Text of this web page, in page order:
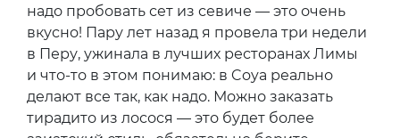
надо пробовать сет из севиче — это очень
вкусно! Пару лет назад я провела три недели
в Перу, ужинала в лучших ресторанах Лимы
и что-то в этом понимаю: в Coya реально
делают все так, как надо. Можно заказать
тирадито из лосося — это будет более